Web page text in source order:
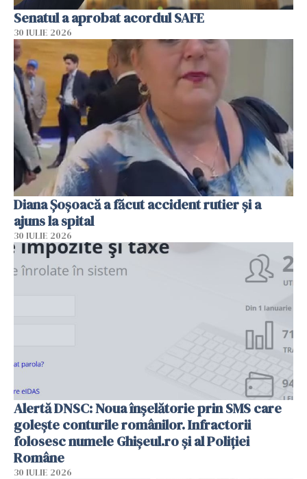
Senatul a aprobat acordul SAFE
30 IULIE 2026
Diana Șoșoacă a făcut accident rutier și a
ajuns la spital
30 IULIE 2026
Alertă DNSC: Noua înșelătorie prin SMS care
golește conturile românilor. Infractorii
folosesc numele Ghișeul.ro și al Poliției
Române
30 IULIE 2026